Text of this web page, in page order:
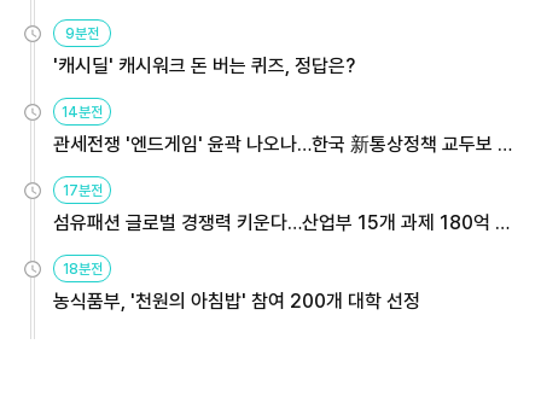
9분전
'캐시딜' 캐시워크 돈 버는 퀴즈, 정답은?
14분전
관세전쟁 '엔드게임' 윤곽 나오나…한국 新통상정책 교두보 활
용해야
17분전
섬유패션 글로벌 경쟁력 키운다…산업부 15개 과제 180억 지
원
18분전
농식품부, '천원의 아침밥' 참여 200개 대학 선정